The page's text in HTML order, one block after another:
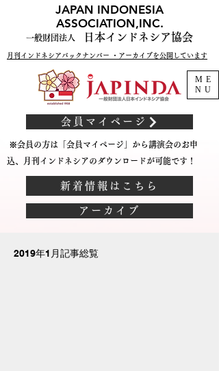
ME
NU
会員マイページ
JAPAN INDONESIA
ASSOCIATION,INC.
一般財団法人 日本インドネシア協会
新着情報はこちら
アーカイブ
※会員の方は「会員マイページ」から講演会のお申
込、月刊インドネシアのダウンロードが可能です！
月刊インドネシアバックナンバー ・アーカイブを公開しています
2019年1月記事総覧